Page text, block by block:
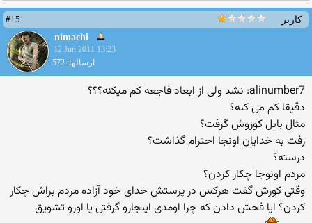
کاربر
#15
nimachi
12 Jun 2011 13:23
ارسالها: 572
alinumber7: نشد ولی از ابعاد فاجعه کم میکنه؟؟؟
دقیقا کم می کنه؟
مثال بابل کوروش گرفت؟
رفت به خدایان اونجا احترام گذاشت؟
درسته؟
مردم اونوجا چکار کردن؟
وقتی کورش گفت هرکس در پرستش خدای خود آزاده مردم براش چکار
کردن؟ ایا فحش دادن که چرا اومدی اینجارو گرفتی یا اورو تشویق